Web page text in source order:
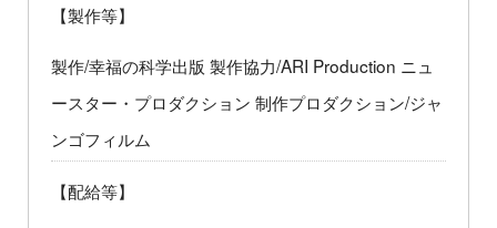
【製作等】
製作/幸福の科学出版 製作協力/ARI Production ニュ
ースター・プロダクション 制作プロダクション/ジャ
ンゴフィルム
【配給等】